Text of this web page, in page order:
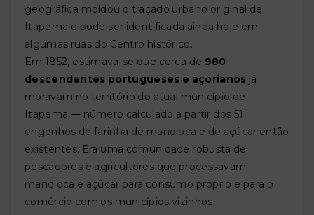
geográfica moldou o traçado urbano original de
Itapema e pode ser identificada ainda hoje em
algumas ruas do Centro histórico.
Em 1852, estimava-se que cerca de 980
descendentes portugueses e açorianos já
moravam no território do atual município de
Itapema — número calculado a partir dos 51
engenhos de farinha de mandioca e de açúcar então
existentes. Era uma comunidade robusta de
pescadores e agricultores que processavam
mandioca e açúcar para consumo próprio e para o
comércio com os municípios vizinhos.